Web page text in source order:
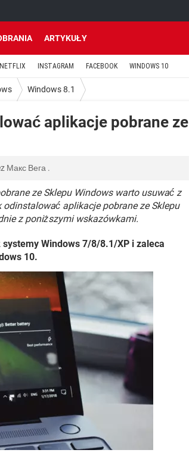
ARTYKUŁY
NETFLIX INSTAGRAM FACEBOOK WINDOWS 10
Windows 8.1
aplikacje pobrane ze
Макс Вега .
ze Sklepu Windows warto usuwać z
aplikacje pobrane ze Sklepu
z poniższymi wskazówkami.
Windows 7/8/8.1/XP i zaleca
10.